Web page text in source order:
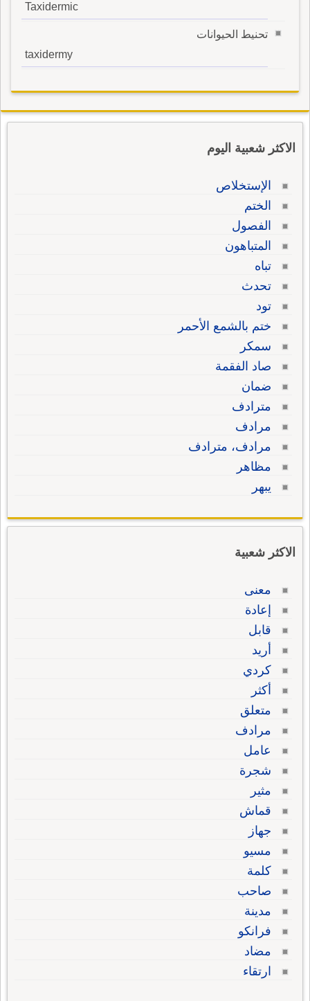
Taxidermic
تحنيط الحيوانات
taxidermy
الاكثر شعبية اليوم
الإستخلاص
الختم
الفصول
المتباهون
تباه
تحدث
تود
ختم بالشمع الأحمر
سمكر
صاد الفقمة
ضمان
مترادف
مرادف
مرادف، مترادف
مظاهر
يبهر
الاكثر شعبية
معنى
إعادة
قابل
أريد
كردي
أكثر
متعلق
مرادف
عامل
شجرة
مثير
قماش
جهاز
مسيو
كلمة
صاحب
مدينة
فرانكو
مضاد
ارتقاء